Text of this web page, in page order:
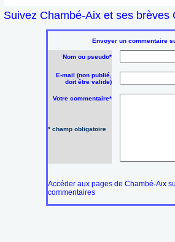
Suivez Chambé-Aix et ses
Envoyer un commentaire
Nom ou pseudo*
E-mail (non publié,
doit être valide)
Votre commentaire*
* champ obligatoire
Accéder aux pages de Chambé-Aix
commentaires